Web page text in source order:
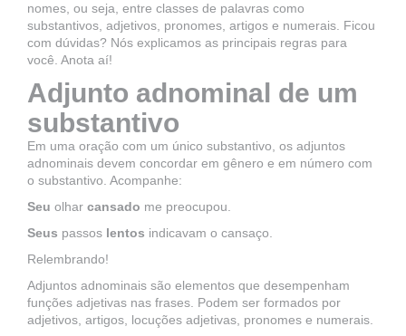
nomes, ou seja, entre classes de palavras como
substantivos, adjetivos, pronomes, artigos e numerais. Ficou
com dúvidas? Nós explicamos as principais regras para
você. Anota aí!
Adjunto adnominal de um
substantivo
Em uma oração com um único substantivo, os adjuntos
adnominais devem concordar em gênero e em número com
o substantivo. Acompanhe:
Seu olhar cansado me preocupou.
Seus passos lentos indicavam o cansaço.
Relembrando!
Adjuntos adnominais são elementos que desempenham
funções adjetivas nas frases. Podem ser formados por
adjetivos, artigos, locuções adjetivas, pronomes e numerais.